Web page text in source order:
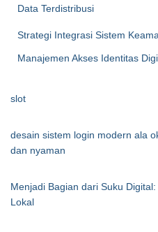
Data Terdistribusi
Strategi Integrasi Sistem
Manajemen Akses Identitas
slot
desain sistem login modern ala
dan nyaman
Menjadi Bagian dari Suku
Lokal